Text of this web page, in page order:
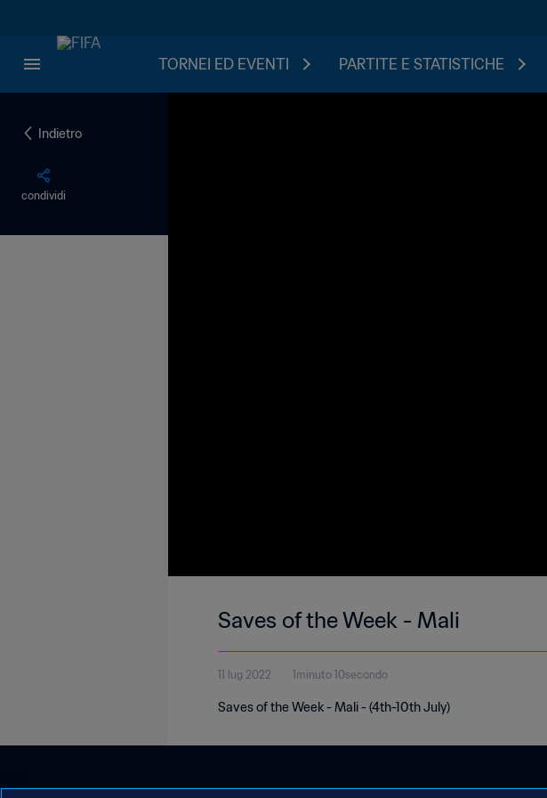
TORNEI ED EVENTI PARTITE E STATISTICHE
Indietro
condividi
Saves of the Week - Mali
11 lug 2022 1minuto 10secondo
Saves of the Week - Mali - (4th-10th July)